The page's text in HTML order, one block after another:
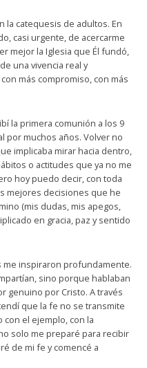
catequesis de adultos. En
casi urgente, de acercarme
mejor la Iglesia que Él fundó,
una vivencia real y
más compromiso, con más
la primera comunión a los 9
por muchos años. Volver no
implicaba mirar hacia dentro,
o actitudes que ya no me
hoy puedo decir, con toda
mejores decisiones que he
(mis dudas, mis apegos,
en gracia, paz y sentido
me inspiraron profundamente.
sino porque hablaban
genuino por Cristo. A través
que la fe no se transmite
el ejemplo, con la
solo me preparé para recibir
de mi fe y comencé a